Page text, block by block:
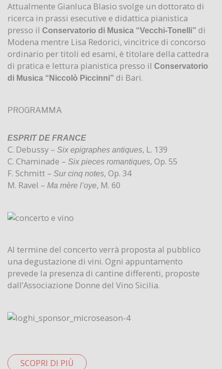
Attualmente Gianluca Blasio svolge un dottorato di
ricerca in prassi esecutive e didattica pianistica
presso il Conservatorio di Musica “Vecchi-Tonelli” di
Modena mentre Lisa Redorici, vincitrice di concorso
ordinario per titoli ed esami, è titolare della cattedra
di pratica e lettura pianistica presso il Conservatorio
di Musica “Niccolò Piccinni” di Bari.
PROGRAMMA
ESPRIT DE FRANCE
C. Debussy – Six epigraphes antiques, L. 139
C. Chaminade – Six pieces romantiques, Op. 55
F. Schmitt – Sur cinq notes, Op. 34
M. Ravel – Ma mère l’oye, M. 60
Al termine del concerto verrà proposta al pubblico
una degustazione di vini. Ogni appuntamento
prevede la presenza di cantine differenti, proposte
dall’Associazione Donne del Vino Sicilia.
SCOPRI DI PIÙ